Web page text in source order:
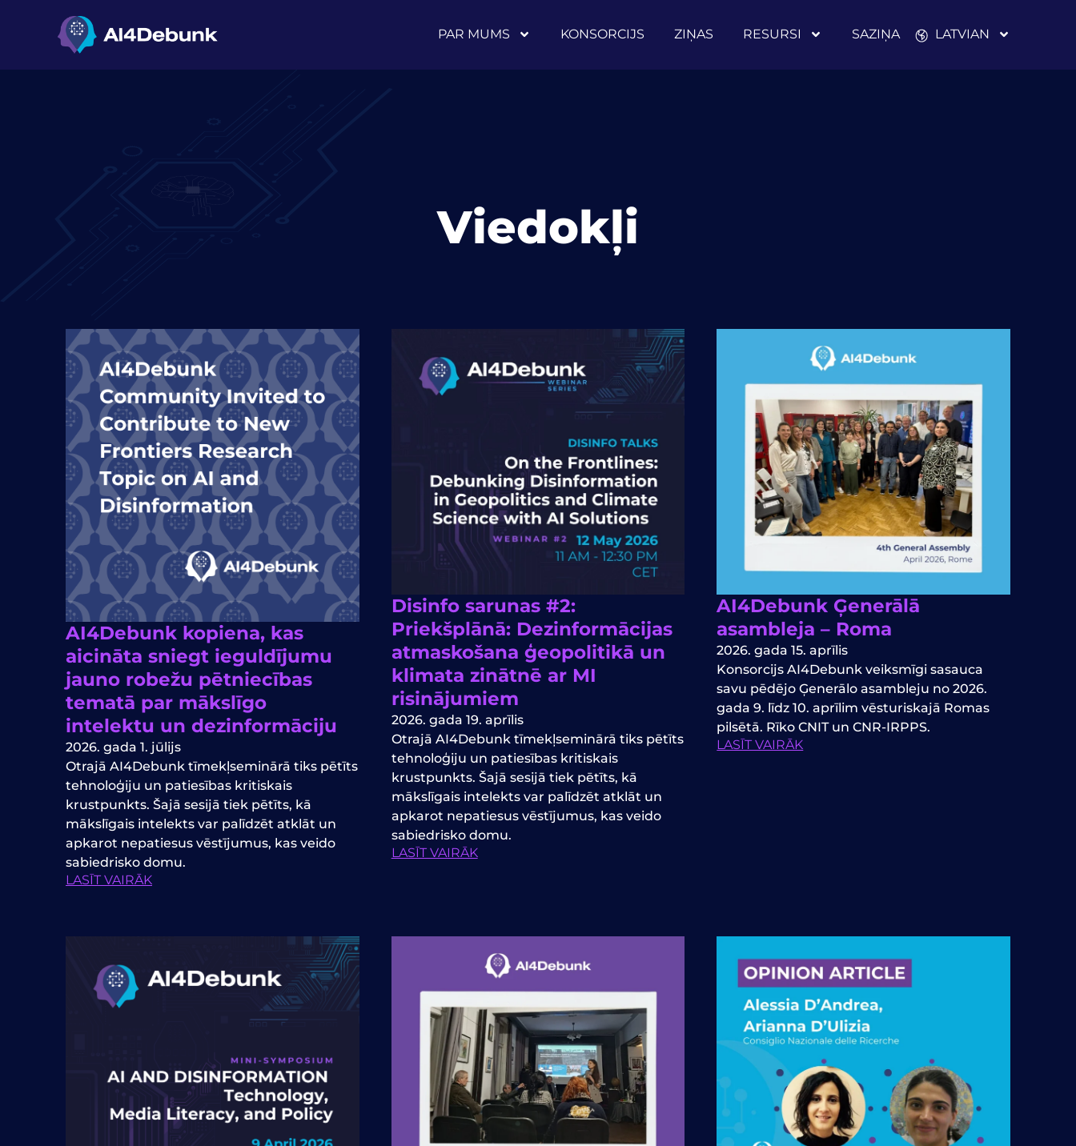
PAR MUMS KONSORCIJS ZIŅAS RESURSI SAZIŅA LATVIAN
Viedokļi
AI4Debunk kopiena, kas
aicināta sniegt ieguldījumu
jauno robežu pētniecības
tematā par mākslīgo
intelektu un dezinformāciju
2026. gada 1. jūlijs
Otrajā AI4Debunk tīmekļseminārā tiks pētīts
tehnoloģiju un patiesības kritiskais
krustpunkts. Šajā sesijā tiek pētīts, kā
mākslīgais intelekts var palīdzēt atklāt un
apkarot nepatiesus vēstījumus, kas veido
sabiedrisko domu.
LASĪT VAIRĀK
Disinfo sarunas #2:
Priekšplānā: Dezinformācijas
atmaskošana ģeopolitikā un
klimata zinātnē ar MI
risinājumiem
2026. gada 19. aprīlis
Otrajā AI4Debunk tīmekļseminārā tiks pētīts
tehnoloģiju un patiesības kritiskais
krustpunkts. Šajā sesijā tiek pētīts, kā
mākslīgais intelekts var palīdzēt atklāt un
apkarot nepatiesus vēstījumus, kas veido
sabiedrisko domu.
LASĪT VAIRĀK
AI4Debunk Ģenerālā
asambleja – Roma
2026. gada 15. aprīlis
Konsorcijs AI4Debunk veiksmīgi sasauca
savu pēdējo Ģenerālo asambleju no 2026.
gada 9. līdz 10. aprīlim vēsturiskajā Romas
pilsētā. Rīko CNIT un CNR-IRPPS.
LASĪT VAIRĀK